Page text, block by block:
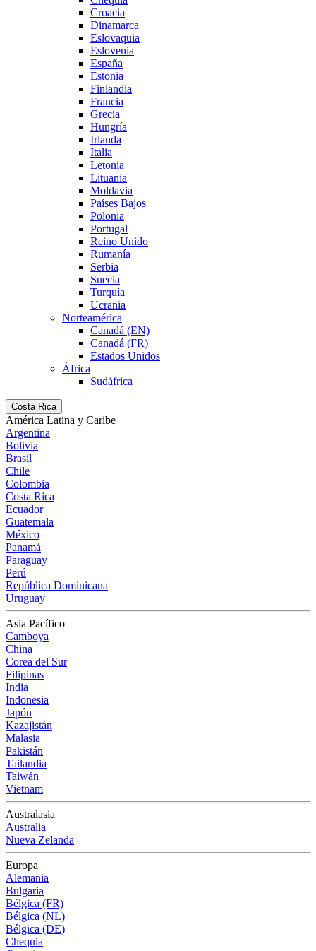
Croacia
Dinamarca
Eslovaquia
Eslovenia
España
Estonia
Finlandia
Francia
Grecia
Hungría
Irlanda
Italia
Letonia
Lituania
Moldavia
Países Bajos
Polonia
Portugal
Reino Unido
Rumanía
Serbia
Suecia
Turquía
Ucrania
Norteamérica
Canadá (EN)
Canadá (FR)
Estados Unidos
África
Sudáfrica
Costa Rica
América Latina y Caribe
Argentina
Bolivia
Brasil
Chile
Colombia
Costa Rica
Ecuador
Guatemala
México
Panamá
Paraguay
Perú
República Dominicana
Uruguay
Asia Pacífico
Camboya
China
Corea del Sur
Filipinas
India
Indonesia
Japón
Kazajistán
Malasia
Pakistán
Tailandia
Taiwán
Vietnam
Australasia
Australia
Nueva Zelanda
Europa
Alemania
Bulgaria
Bélgica (FR)
Bélgica (NL)
Bélgica (DE)
Chequia